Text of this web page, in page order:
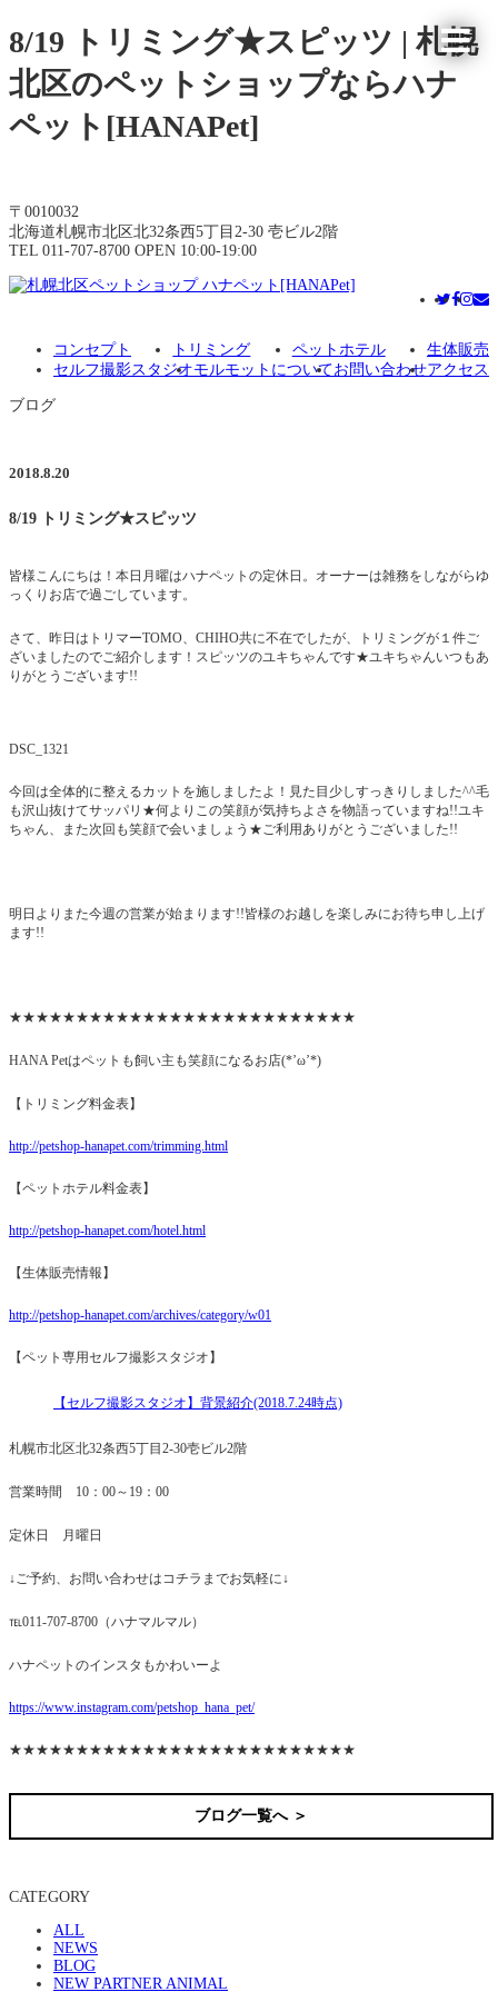
8/19 トリミング★スピッツ | 札幌
北区のペットショップならハナ
ペット[HANAPet]
〒0010032
北海道札幌市北区北32条西5丁目2-30 壱ビル2階
TEL 011-707-8700 OPEN 10:00-19:00
コンセプト トリミング ペットホテル
生体販売
セルフ撮影スタジオモルモットについてお問い合わせアクセス
ブログ
2018.8.20
8/19 トリミング★スピッツ
皆様こんにちは！本日月曜はハナペットの定休日。オーナーは雑務をしながらゆ
っくりお店で過ごしています。
さて、昨日はトリマーTOMO、CHIHO共に不在でしたが、トリミングが１件ご
ざいましたのでご紹介します！スピッツのユキちゃんです★ユキちゃんいつもあ
りがとうございます!!
DSC_1321
今回は全体的に整えるカットを施しましたよ！見た目少しすっきりしました^^毛
も沢山抜けてサッパリ★何よりこの笑顔が気持ちよさを物語っていますね!!ユキ
ちゃん、また次回も笑顔で会いましょう★ご利用ありがとうございました!!
明日よりまた今週の営業が始まります!!皆様のお越しを楽しみにお待ち申し上げ
ます!!
★★★★★★★★★★★★★★★★★★★★★★★★★★
HANA Petはペットも飼い主も笑顔になるお店(*’ω’*)
【トリミング料金表】
http://petshop-hanapet.com/trimming.html
【ペットホテル料金表】
http://petshop-hanapet.com/hotel.html
【生体販売情報】
http://petshop-hanapet.com/archives/category/w01
【ペット専用セルフ撮影スタジオ】
【セルフ撮影スタジオ】背景紹介(2018.7.24時点)
札幌市北区北32条西5丁目2-30壱ビル2階
営業時間 10：00～19：00
定休日 月曜日
↓ご予約、お問い合わせはコチラまでお気軽に↓
℡011-707-8700（ハナマルマル）
ハナペットのインスタもかわいーよ
https://www.instagram.com/petshop_hana_pet/
★★★★★★★★★★★★★★★★★★★★★★★★★★
ブログ一覧へ ＞
CATEGORY
ALL
NEWS
BLOG
NEW PARTNER ANIMAL